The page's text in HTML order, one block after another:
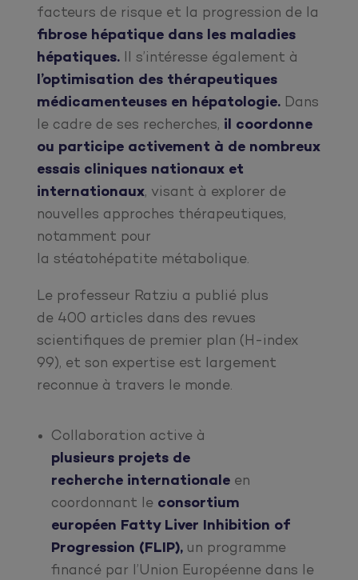
facteurs de risque et la progression de la
fibrose hépatique dans les maladies
hépatiques. Il s’intéresse également à
l’optimisation des thérapeutiques
médicamenteuses en hépatologie. Dans
le cadre de ses recherches, il coordonne
ou participe activement à de nombreux
essais cliniques nationaux et
internationaux, visant à explorer de
nouvelles approches thérapeutiques,
notamment pour
la stéatohépatite métabolique.
Le professeur Ratziu a publié plus
de 400 articles dans des revues
scientifiques de premier plan (H-index
99), et son expertise est largement
reconnue à travers le monde.
Collaboration active à
plusieurs projets de
recherche internationaleen
coordonnant le consortium
européen Fatty Liver Inhibition of
Progression (FLIP),un programme
financé par l’Union Européenne dans le